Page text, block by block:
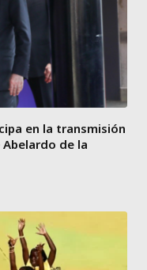
en la transmisión
de la